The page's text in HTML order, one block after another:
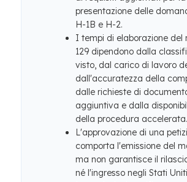
presentazione delle
H-1B e H-2.
I tempi di elaborazione del
129 dipendono dalla
visto, dal carico di lavoro
dall'accuratezza della
dalle richieste di
aggiuntiva e dalla
della procedura accelerata.
L'approvazione di una
comporta l'emissione del
ma non garantisce il
né l'ingresso negli Stati